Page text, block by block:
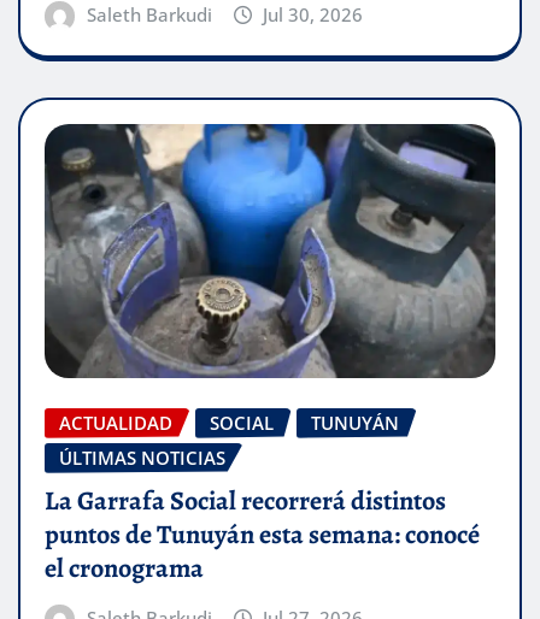
Saleth Barkudi Jul 30, 2026
ACTUALIDAD SOCIAL
TUNUYÁN
ÚLTIMAS NOTICIAS
La Garrafa Social recorrerá distintos
puntos de Tunuyán esta semana: conocé
el cronograma